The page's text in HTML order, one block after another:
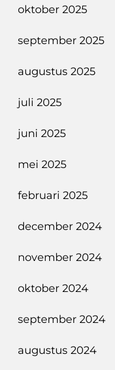
oktober 2025
september 2025
augustus 2025
juli 2025
juni 2025
mei 2025
februari 2025
december 2024
november 2024
oktober 2024
september 2024
augustus 2024